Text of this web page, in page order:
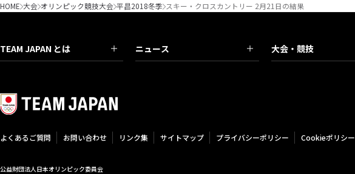
HOME 大会 オリンピック競技大会 平昌2018冬季 スキー・クロスカントリー 2月21日の結果
TEAM JAPAN とは ニュース 大会・競技
よくあるご質問 お問い合わせ リンク集 サイトマップ プライバシーポリシー Cookieポリシー
公益財団法人日本オリンピック委員会